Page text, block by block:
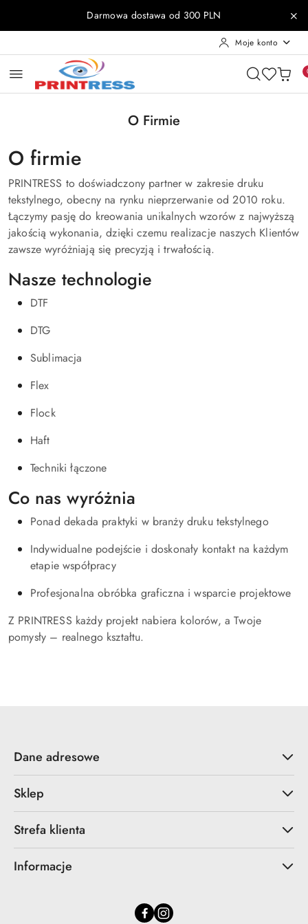
Przejdź do treści głównej
Przejdź do wyszukiwarki
Przejdź do moje konto
Przejdź do menu głównego
Przejdź do stopkiDarmowa dostawa od 300 PLN
Moje konto
O Firmie
O firmie
PRINTRESS to doświadczony partner w zakresie druku
tekstylnego, obecny na rynku nieprzerwanie od 2010 roku.
Łączymy pasję do kreowania unikalnych wzorów z najwyższą
jakością wykonania, dzięki czemu realizacje naszych Klientów
zawsze wyróżniają się precyzją i trwałością.
Nasze technologie
DTF
DTG
Sublimacja
Flex
Flock
Haft
Techniki łączone
Co nas wyróżnia
Ponad dekada praktyki w branży druku tekstylnego
Indywidualne podejście i doskonały kontakt na każdym
etapie współpracy
Profesjonalna obróbka graficzna i wsparcie projektowe
Z PRINTRESS każdy projekt nabiera kolorów, a Twoje
pomysły – realnego kształtu.
Dane adresowe
Sklep
Strefa klienta
Informacje